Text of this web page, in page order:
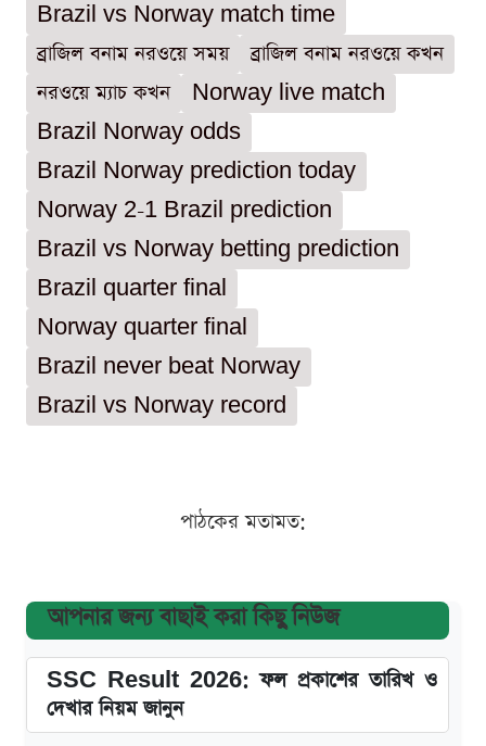
Brazil vs Norway match time
ব্রাজিল বনাম নরওয়ে সময়
ব্রাজিল বনাম নরওয়ে কখন
নরওয়ে ম্যাচ কখন
Norway live match
Brazil Norway odds
Brazil Norway prediction today
Norway 2-1 Brazil prediction
Brazil vs Norway betting prediction
Brazil quarter final
Norway quarter final
Brazil never beat Norway
Brazil vs Norway record
পাঠকের মতামত:
আপনার জন্য বাছাই করা কিছু নিউজ
SSC Result 2026: ফল প্রকাশের তারিখ ও
দেখার নিয়ম জানুন